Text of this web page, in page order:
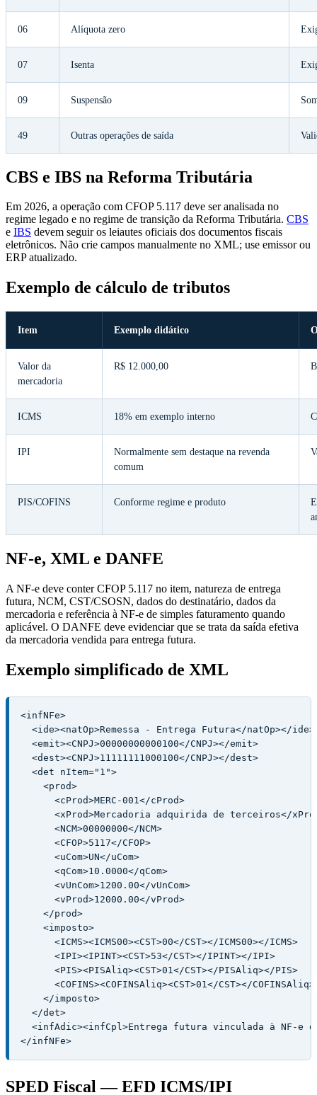
06 Alíquota zero
07 Isenta
09 Suspensão
49 Outras operações de saída
CBS e IBS na Reforma Tributária
Em 2026, a operação com CFOP 5.117 deve ser analisada no
regime legado e no regime de transição da Reforma Tributária. CBS
e IBS devem seguir os leiautes oficiais dos documentos fiscais
eletrônicos. Não crie campos manualmente no XML; use emissor ou
ERP atualizado.
Exemplo de cálculo de tributos
Item Exemplo didático
Valor da
mercadoria
R$ 12.000,00
ICMS 18% em exemplo interno
IPI
Normalmente sem destaque na revenda
comum
PIS/COFINS Conforme regime e produto
NF-e, XML e DANFE
A NF-e deve conter CFOP 5.117 no item, natureza de entrega
futura, NCM, CST/CSOSN, dados do destinatário, dados da
mercadoria e referência à NF-e de simples faturamento quando
aplicável. O DANFE deve evidenciar que se trata da saída efetiva
da mercadoria vendida para entrega futura.
Exemplo simplificado de XML
<infNFe>
  <ide><natOp>Remessa - Entrega Futura</natOp></ide>
  <emit><CNPJ>00000000000100</CNPJ></emit>
  <dest><CNPJ>11111111000100</CNPJ></dest>
  <det nItem="1">
    <prod>
      <cProd>MERC-001</cProd>
<xProd>Mercadoria adquirida de terceiros</
      <NCM>00000000</NCM>
      <CFOP>5117</CFOP>
      <uCom>UN</uCom>
      <qCom>10.0000</qCom>
      <vUnCom>1200.00</vUnCom>
      <vProd>12000.00</vProd>
    </prod>
    <imposto>
      <ICMS><ICMS00><CST>00</CST></ICMS00></ICMS>
      <IPI><IPINT><CST>53</CST></IPINT></IPI>
      <PIS><PISAliq><CST>01</CST></PISAliq></PIS>
<COFINS><COFINSAliq><CST>01</CST></
    </imposto>
  </det>
<infAdic><infCpl>Entrega futura vinculada à NF-e
</infNFe>
SPED Fiscal — EFD ICMS/IPI